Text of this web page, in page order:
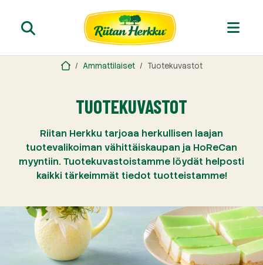
Ammattilaiset Tuotekuvastot
TUOTEKUVASTOT
Riitan Herkku tarjoaa herkullisen laajan
tuotevalikoiman vähittäiskaupan ja HoReCan
myyntiin. Tuotekuvastoistamme löydät helposti
kaikki tärkeimmät tiedot tuotteistamme!